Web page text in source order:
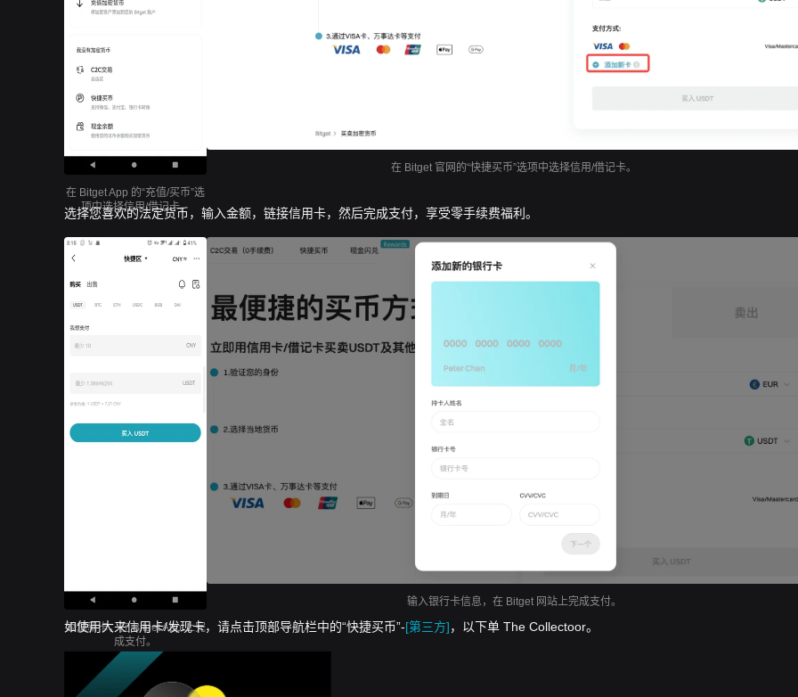
在 Bitget App 的“充值/买币”选
项中选择信用/借记卡。
在 Bitget 官网的“快捷买币”选项中选择信用/借记卡。
选择您喜欢的法定货币，输入金额，链接信用卡，然后完成支付，享受零手续费福利。
添加新卡，在 Bitget App 上完
成支付。
输入银行卡信息，在 Bitget 网站上完成支付。
如使用大来信用卡/发现卡，请点击顶部导航栏中的“快捷买币”-[第三方]，以下单 The Collectoor。